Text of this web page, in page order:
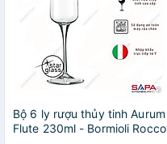
Bộ 6 ly rượu thủy tinh Aurum
Flute 230ml - Bormioli Rocco